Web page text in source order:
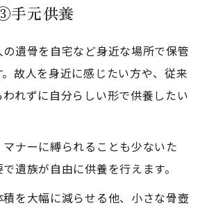
手元供養
遺骨を自宅など身近な場所で保管
故人を身近に感じたい方や、従来
れずに自分らしい形で供養したい
ナーに縛られることも少ないた
遺族が自由に供養を行えます。
を大幅に減らせる他、小さな骨壺